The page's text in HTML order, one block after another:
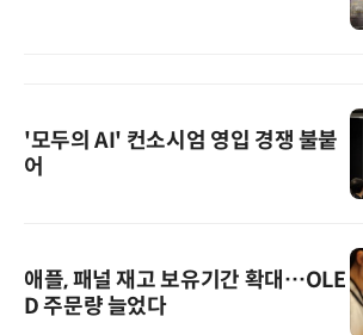
'모두의 AI' 컨소시엄 영입 경쟁 불붙
어
애플, 패널 재고 보유기간 확대…OLE
D 주문량 늘었다